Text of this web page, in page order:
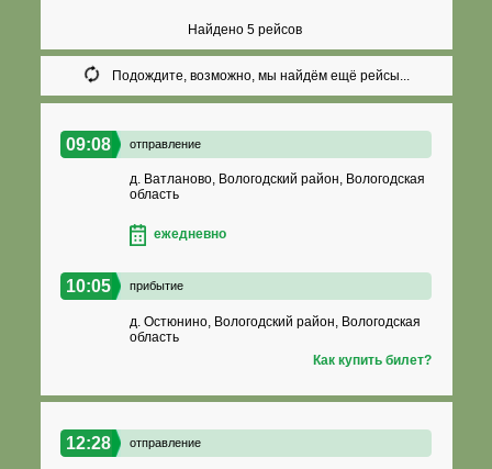
Найдено 5 рейсов
Подождите, возможно, мы найдём ещё рейсы...
09:08 отправление
д. Ватланово, Вологодский район, Вологодская
область
ежедневно
10:05 прибытие
д. Остюнино, Вологодский район, Вологодская
область
Как купить билет?
12:28 отправление